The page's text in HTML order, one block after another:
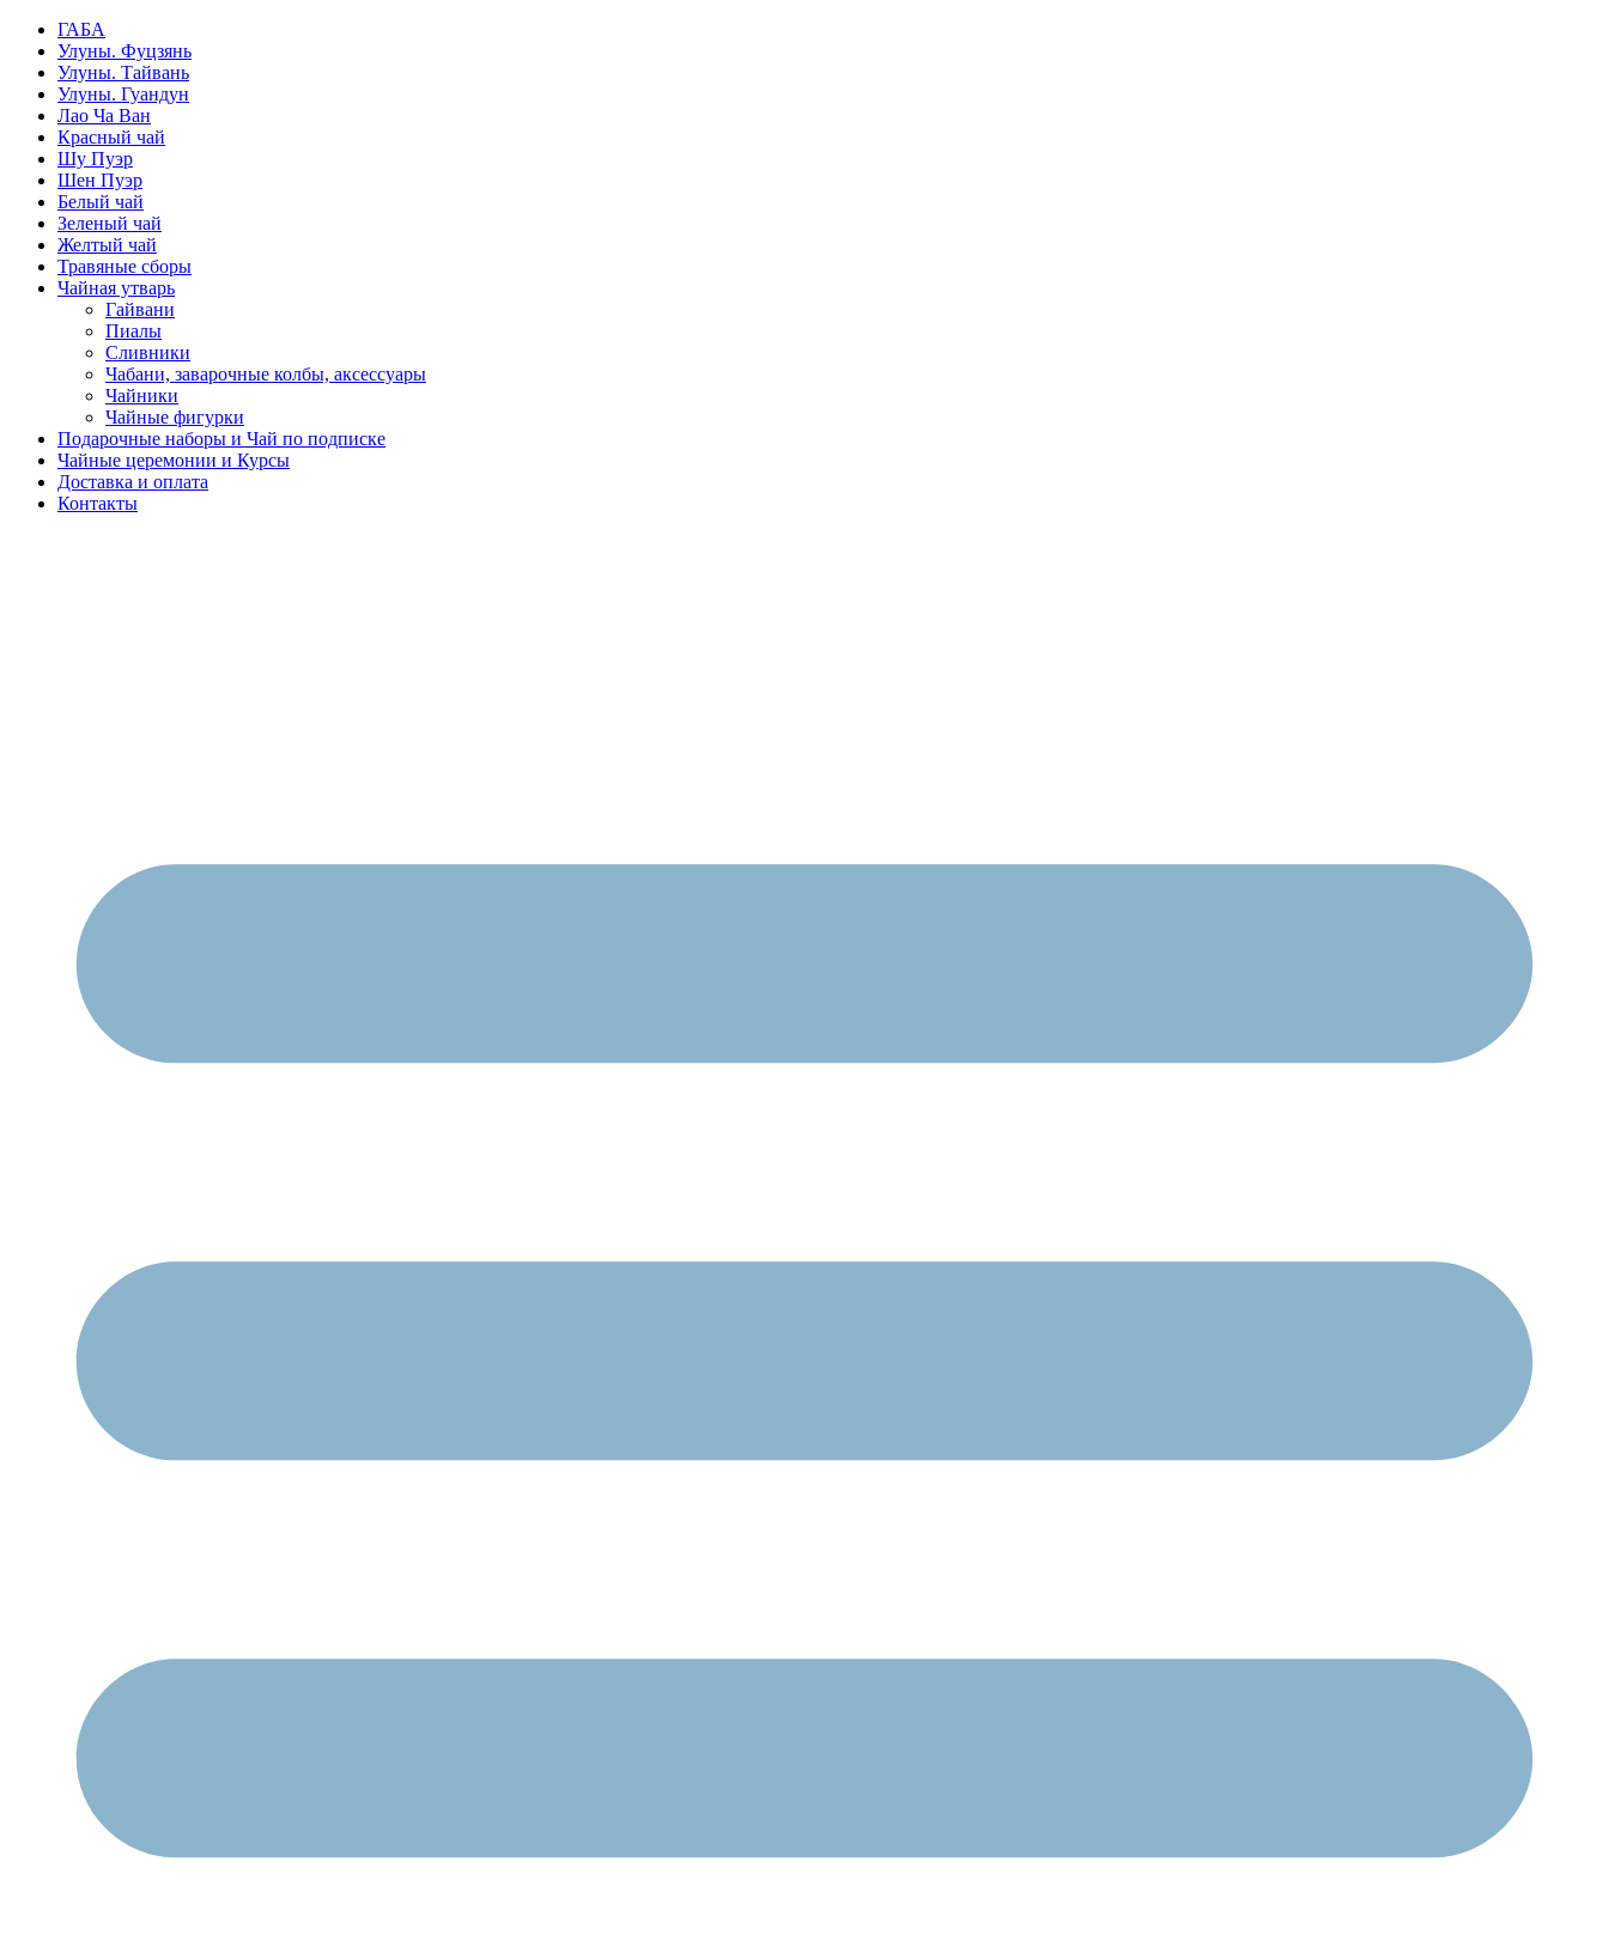
ГАБА
Улуны. Фуцзянь
Улуны. Тайвань
Улуны. Гуандун
Лао Ча Ван
Красный чай
Шу Пуэр
Шен Пуэр
Белый чай
Зеленый чай
Желтый чай
Травяные сборы
Чайная утварь
Гайвани
Пиалы
Сливники
Чабани, заварочные колбы, аксессуары
Чайники
Чайные фигурки
Подарочные наборы и Чай по подписке
Чайные церемонии и Курсы
Доставка и оплата
Контакты